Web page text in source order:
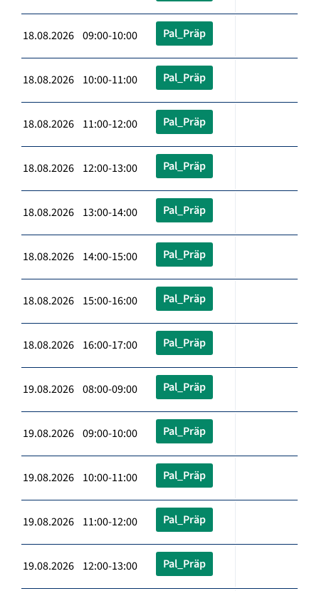
18.08.2026 09:00-10:00 Pal_Präp
18.08.2026 10:00-11:00 Pal_Präp
18.08.2026 11:00-12:00 Pal_Präp
18.08.2026 12:00-13:00 Pal_Präp
18.08.2026 13:00-14:00 Pal_Präp
18.08.2026 14:00-15:00 Pal_Präp
18.08.2026 15:00-16:00 Pal_Präp
18.08.2026 16:00-17:00 Pal_Präp
19.08.2026 08:00-09:00 Pal_Präp
19.08.2026 09:00-10:00 Pal_Präp
19.08.2026 10:00-11:00 Pal_Präp
19.08.2026 11:00-12:00 Pal_Präp
19.08.2026 12:00-13:00 Pal_Präp